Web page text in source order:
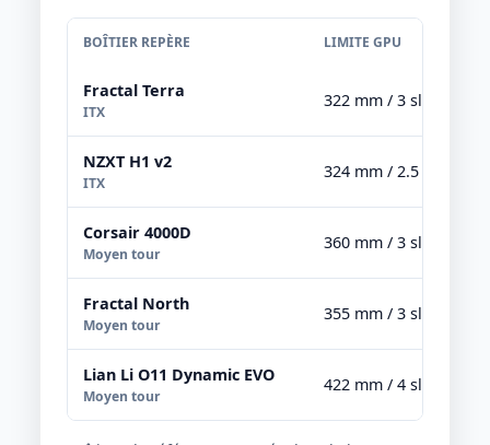
BOÎTIER REPÈRE LIMITE GPU
Fractal Terra
ITX
322 mm / 3 slots
NZXT H1 v2
ITX
324 mm / 2.5 slots
Corsair 4000D
Moyen tour
360 mm / 3 slots
Fractal North
Moyen tour
355 mm / 3 slots
Lian Li O11 Dynamic EVO
Moyen tour
422 mm / 4 slots